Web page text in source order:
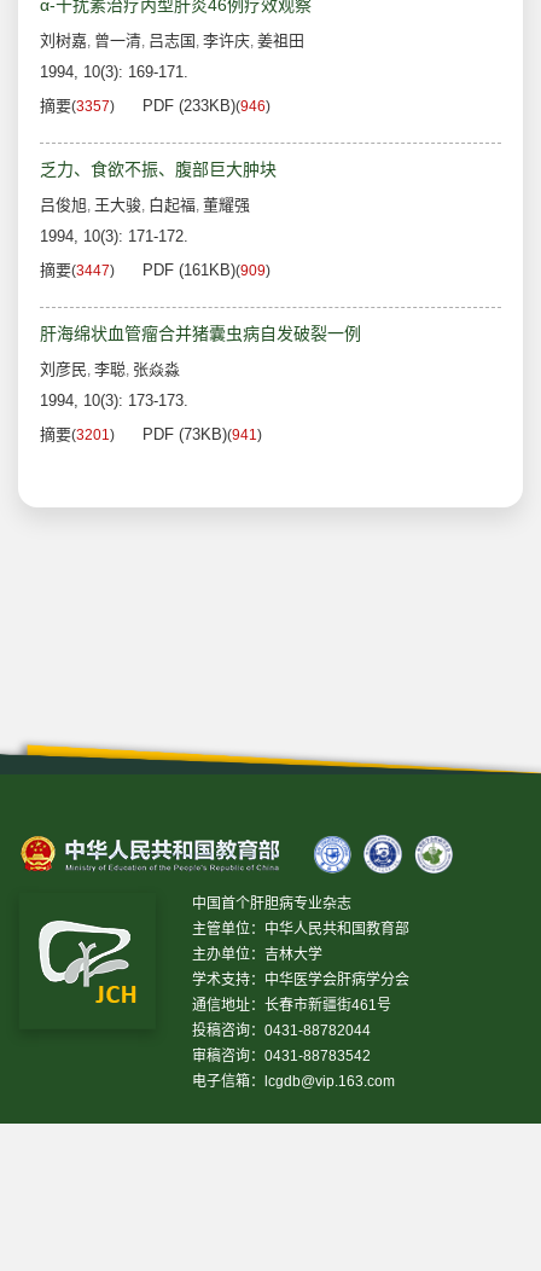
α-干扰素治疗丙型肝炎46例疗效观察
刘树嘉, 曾一清, 吕志国 , 李许庆, 姜祖田
1994, 10(3): 169-171.
摘要(3357) PDF (233KB)(946)
乏力、食欲不振、腹部巨大肿块
吕俊旭, 王大骏, 白起福, 董耀强
1994, 10(3): 171-172.
摘要(3447) PDF (161KB)(909)
肝海绵状血管瘤合并猪囊虫病自发破裂一例
刘彦民, 李聪, 张焱淼
1994, 10(3): 173-173.
摘要(3201) PDF (73KB)(941)
中国首个肝胆病专业杂志
主管单位：中华人民共和国教育部
主办单位：吉林大学
学术支持：中华医学会肝病学分会
通信地址：长春市新疆街461号
投稿咨询：0431-88782044
审稿咨询：0431-88783542
电子信箱：
lcgdb@vip.163.com